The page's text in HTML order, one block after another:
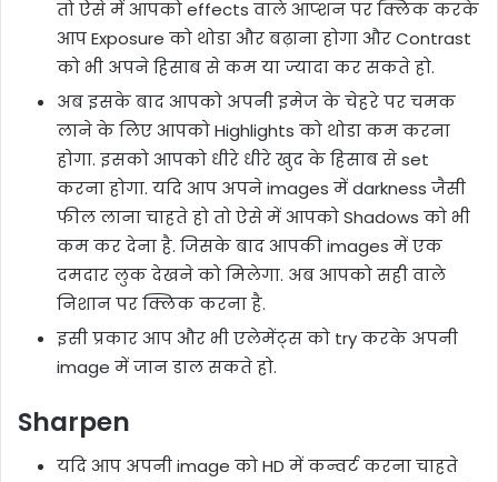
तो ऐसे में आपको effects वाले आप्शन पर क्लिक करके
आप Exposure को थोडा और बढ़ाना होगा और Contrast
को भी अपने हिसाब से कम या ज्यादा कर सकते हो.
अब इसके बाद आपको अपनी इमेज के चेहरे पर चमक
लाने के लिए आपको Highlights को थोडा कम करना
होगा. इसको आपको धीरे धीरे खुद के हिसाब से set
करना होगा. यदि आप अपने images में darkness जैसी
फील लाना चाहते हो तो ऐसे में आपको Shadows को भी
कम कर देना है. जिसके बाद आपकी images में एक
दमदार लुक देखने को मिलेगा. अब आपको सही वाले
निशान पर क्लिक करना है.
इसी प्रकार आप और भी एलेमेंट्स को try करके अपनी
image में जान डाल सकते हो.
Sharpen
यदि आप अपनी image को HD में कन्वर्ट करना चाहते